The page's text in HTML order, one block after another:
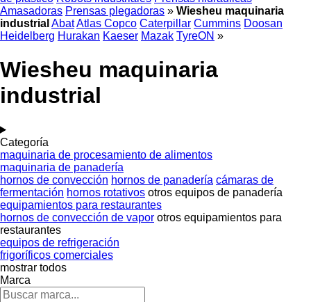
Amasadoras Prensas plegadoras » Wiesheu maquinaria
industrial AbatAtlas Copco Caterpillar Cummins Doosan
Heidelberg Hurakan Kaeser Mazak TyreON »
Wiesheu maquinaria
industrial
Categoría
maquinaria de procesamiento de alimentos
maquinaria de panadería
hornos de convección hornos de panadería cámaras de
fermentación hornos rotativos otros equipos de panadería
equipamientos para restaurantes
hornos de convección de vapor otros equipamientos para
restaurantes
equipos de refrigeración
frigoríficos comerciales
mostrar todos
Marca